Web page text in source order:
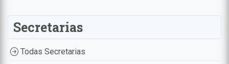
Secretarias
Todas Secretarias